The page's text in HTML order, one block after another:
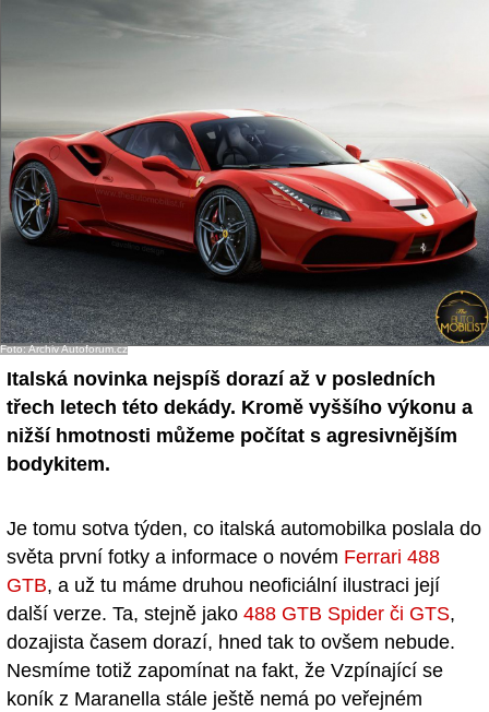
Foto: Archiv Autoforum.cz
Italská novinka nejspíš dorazí až v posledních
třech letech této dekády. Kromě vyššího výkonu a
nižší hmotnosti můžeme počítat s agresivnějším
bodykitem.
Je tomu sotva týden, co italská automobilka poslala do
světa první fotky a informace o novém Ferrari 488
GTB, a už tu máme druhou neoficiální ilustraci její
další verze. Ta, stejně jako 488 GTB Spider či GTS,
dozajista časem dorazí, hned tak to ovšem nebude.
Nesmíme totiž zapomínat na fakt, že Vzpínající se
koník z Maranella stále ještě nemá po veřejném